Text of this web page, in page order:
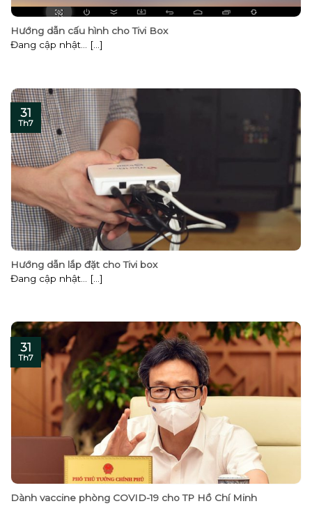
Hướng dẫn cấu hình cho Tivi Box
Đang cập nhật… [...]
Hướng dẫn lắp đặt cho Tivi box
Đang cập nhật… [...]
31
Th7
Dành vaccine phòng COVID-19 cho TP Hồ Chí Minh
31
Th7